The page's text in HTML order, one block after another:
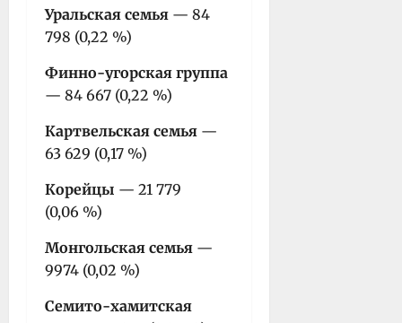
Уральская семья — 84
798 (0,22 %)
Финно-угорская группа
— 84 667 (0,22 %)
Картвельская семья —
63 629 (0,17 %)
Корейцы — 21 779
(0,06 %)
Монгольская семья —
9974 (0,02 %)
Семито-хамитская